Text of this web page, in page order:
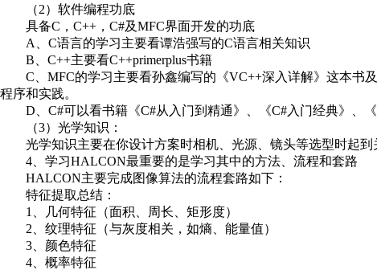
（2）软件编程功底
具备C，C++，C#及MFC界面开发的功底
A、C语言的学习主要看谭浩强写的C语言相关知识
B、C++主要看C++primerplus书籍
C、MFC的学习主要看孙鑫编写的《VC++深入详解》这本书及
程序和实践。
D、C#可以看书籍《C#从入门到精通》、《C#入门经典》、《
（3）光学知识：
光学知识主要在你设计方案时相机、光源、镜头等选型时起到
4、学习HALCON最重要的是学习其中的方法、流程和套路
HALCON主要完成图像算法的流程套路如下：
特征提取总结：
1、几何特征（面积、周长、矩形度）
2、纹理特征（与灰度相关，如熵、能量值）
3、颜色特征
4、概率特征